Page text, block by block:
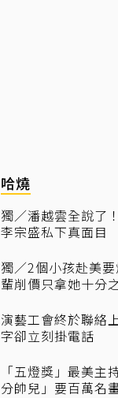
哈燒
獨／潘越雲全說了
李宗盛私下真面目
獨／2個小孩赴美
輩削價只拿她十分
演藝工會終於聯絡
字卻立刻掛電話
「五燈獎」最美主
分帥兒」要百萬名